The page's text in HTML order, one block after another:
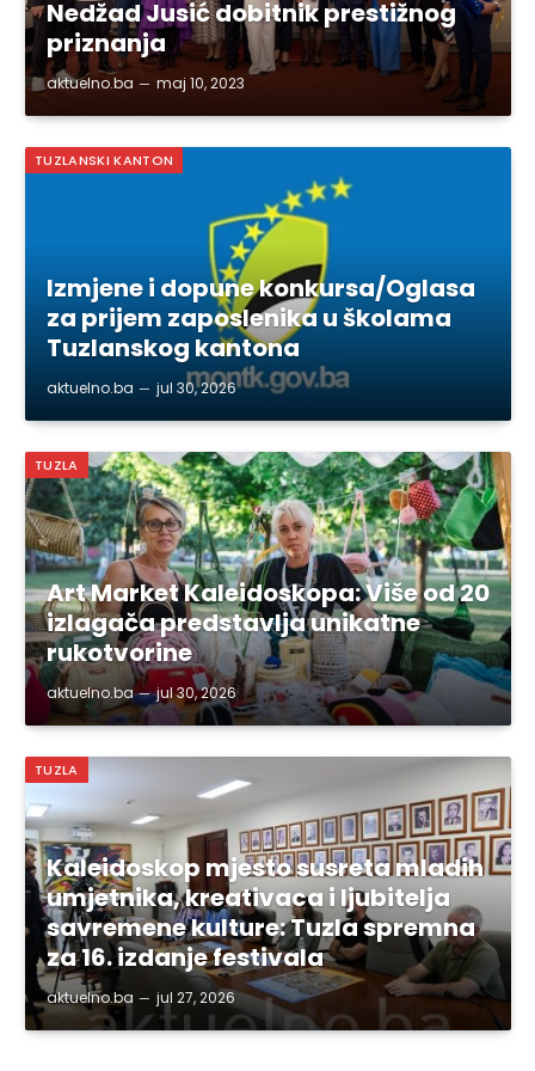
Nedžad Jusić dobitnik prestižnog
priznanja
aktuelno.ba maj 10, 2023
TUZLANSKI KANTON
Izmjene i dopune konkursa/Oglasa
za prijem zaposlenika u školama
Tuzlanskog kantona
aktuelno.ba jul 30, 2026
TUZLA
Art Market Kaleidoskopa: Više od 20
izlagača predstavlja unikatne
rukotvorine
aktuelno.ba jul 30, 2026
TUZLA
Kaleidoskop mjesto susreta mladih
umjetnika, kreativaca i ljubitelja
savremene kulture: Tuzla spremna
za 16. izdanje festivala
aktuelno.ba jul 27, 2026